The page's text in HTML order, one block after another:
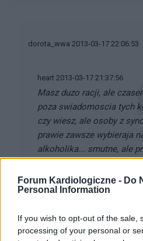
Forum Kardiologiczne - Do
Personal Information
If you wish to opt-out of the sale,
processing of your personal or
dorota_wwa 2013-03-17 22:06:53
heart 2013-03-17 21:37:56
Masz duzo racji, ale
poza swiadomoscia tych
czy wiesz, ale osoby z
prawie zawsze wybieraja
alkoholika... smutne, ale
Być może, nie podważam
jednocześnie odnoszę
przeszłości... znam osoby,
dysfunkcyjnych, z rodzin